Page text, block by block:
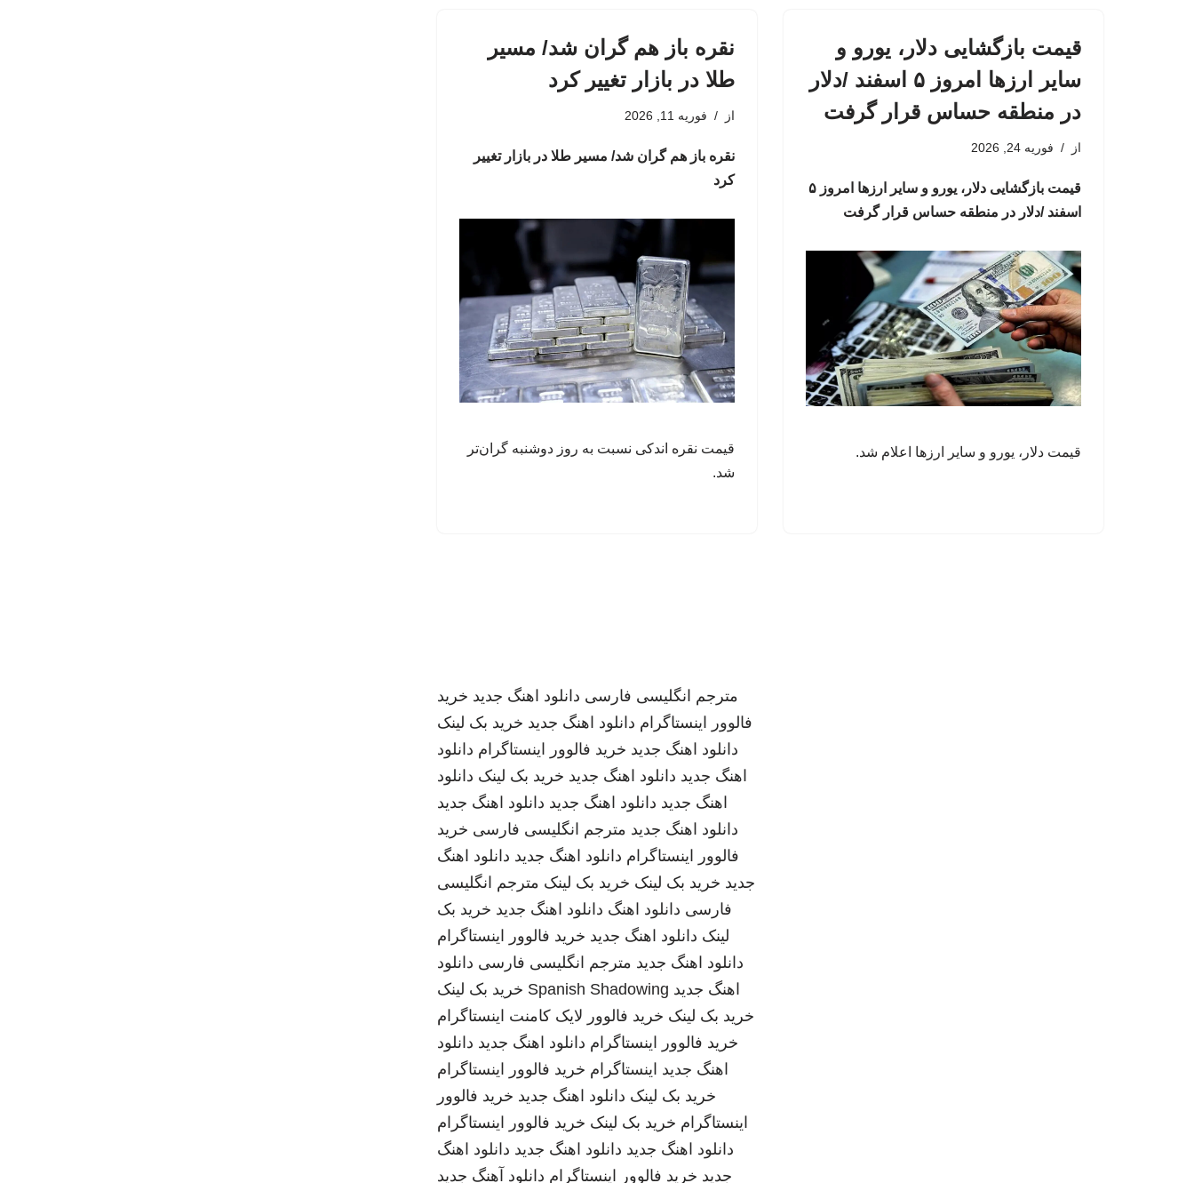
قیمت بازگشایی دلار، یورو و
سایر ارزها امروز ۵ اسفند /دلار
در منطقه حساس قرار گرفت
از فوریه 24, 2026
قیمت بازگشایی دلار، یورو و سایر ارزها امروز ۵
اسفند /دلار در منطقه حساس قرار گرفت
قیمت دلار، یورو و سایر ارزها اعلام شد.
نقره باز هم گران شد/ مسیر
طلا در بازار تغییر کرد
از فوریه 11, 2026
نقره باز هم گران شد/ مسیر طلا در بازار تغییر
کرد
قیمت نقره اندکی نسبت به روز دوشنبه گران‌تر
شد.
مترجم انگلیسی فارسی دانلود اهنگ جدید خرید
فالوور اینستاگرام دانلود اهنگ جدید خرید بک لینک
دانلود اهنگ جدید خرید فالوور اینستاگرام دانلود
اهنگ جدید دانلود اهنگ جدید خرید بک لینک دانلود
اهنگ جدید دانلود اهنگ جدید دانلود اهنگ جدید
دانلود اهنگ جدید مترجم انگلیسی فارسی خرید
فالوور اینستاگرام دانلود اهنگ جدید دانلود اهنگ
جدید خرید بک لینک خرید بک لینک مترجم انگلیسی
فارسی دانلود اهنگ دانلود اهنگ جدید خرید بک
لینک دانلود اهنگ جدید خرید فالوور اینستاگرام
دانلود اهنگ جدید مترجم انگلیسی فارسی دانلود
اهنگ جدید Spanish Shadowing خرید بک لینک
خرید بک لینک خرید فالوور لایک کامنت اینستاگرام
خرید فالوور اینستاگرام دانلود اهنگ جدید دانلود
اهنگ جدید اینستاگرام خرید فالوور اینستاگرام
خرید بک لینک دانلود اهنگ جدید خرید فالوور
اینستاگرام خرید بک لینک خرید فالوور اینستاگرام
دانلود اهنگ جدید دانلود اهنگ جدید دانلود اهنگ
جدید خرید فالوور اینستاگرام دانلود آهنگ جدید